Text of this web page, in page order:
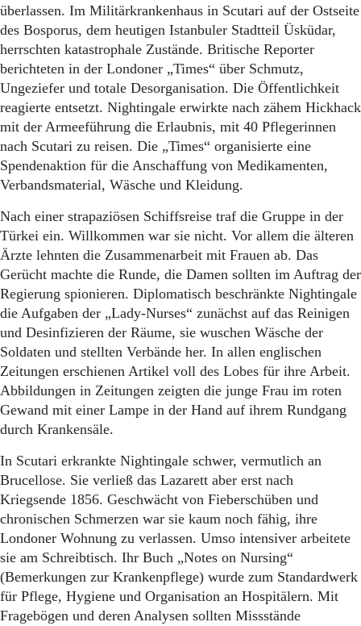
überlassen. Im Militärkrankenhaus in Scutari auf der Ostseite
des Bosporus, dem heutigen Istanbuler Stadtteil Üsküdar,
herrschten katastrophale Zustände. Britische Reporter
berichteten in der Londoner „Times“ über Schmutz,
Ungeziefer und totale Desorganisation. Die Öffentlichkeit
reagierte entsetzt. Nightingale erwirkte nach zähem Hickhack
mit der Armeeführung die Erlaubnis, mit 40 Pflegerinnen
nach Scutari zu reisen. Die „Times“ organisierte eine
Spendenaktion für die Anschaffung von Medikamenten,
Verbandsmaterial, Wäsche und Kleidung.
Nach einer strapaziösen Schiffsreise traf die Gruppe in der
Türkei ein. Willkommen war sie nicht. Vor allem die älteren
Ärzte lehnten die Zusammenarbeit mit Frauen ab. Das
Gerücht machte die Runde, die Damen sollten im Auftrag der
Regierung spionieren. Diplomatisch beschränkte Nightingale
die Aufgaben der „Lady-Nurses“ zunächst auf das Reinigen
und Desinfizieren der Räume, sie wuschen Wäsche der
Soldaten und stellten Verbände her. In allen englischen
Zeitungen erschienen Artikel voll des Lobes für ihre Arbeit.
Abbildungen in Zeitungen zeigten die junge Frau im roten
Gewand mit einer Lampe in der Hand auf ihrem Rundgang
durch Krankensäle.
In Scutari erkrankte Nightingale schwer, vermutlich an
Brucellose. Sie verließ das Lazarett aber erst nach
Kriegsende 1856. Geschwächt von Fieberschüben und
chronischen Schmerzen war sie kaum noch fähig, ihre
Londoner Wohnung zu verlassen. Umso intensiver arbeitete
sie am Schreibtisch. Ihr Buch „Notes on Nursing“
(Bemerkungen zur Krankenpflege) wurde zum Standardwerk
für Pflege, Hygiene und Organisation an Hospitälern. Mit
Fragebögen und deren Analysen sollten Missstände